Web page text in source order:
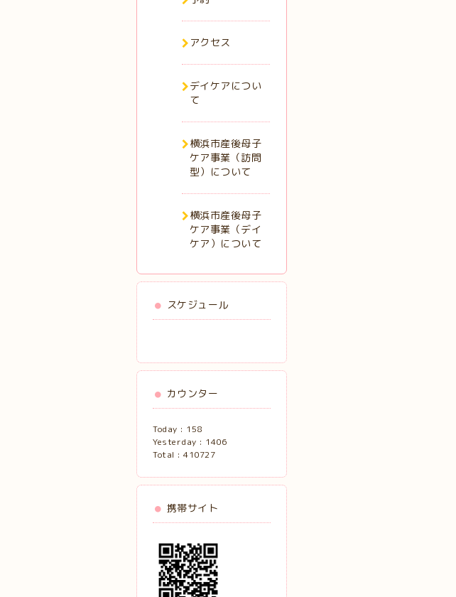
アクセス
デイケアについ
て
横浜市産後母子
ケア事業（訪問
型）について
横浜市産後母子
ケア事業（デイ
ケア）について
スケジュール
カウンター
Today : 158
Yesterday : 1406
Total : 410727
携帯サイト